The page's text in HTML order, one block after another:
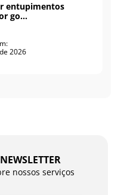
entupimentos
go...
2026
nossos serviços